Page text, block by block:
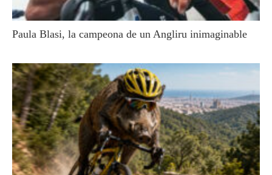
Paula Blasi, la campeona de un Angliru inimaginable